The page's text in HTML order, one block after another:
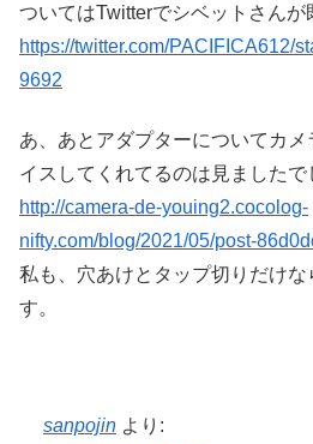
ついてはTwitterでシベットさんが
https://twitter.com/PACIFICA612/
9692
あ、あとアダプターについてカ
イスしてくれてるのは見ましたで
http://camera-de-youing2.cocolog-
nifty.com/blog/2021/05/post-
私も、穴あけとタップ切りだけな
す。
sanpojin より: